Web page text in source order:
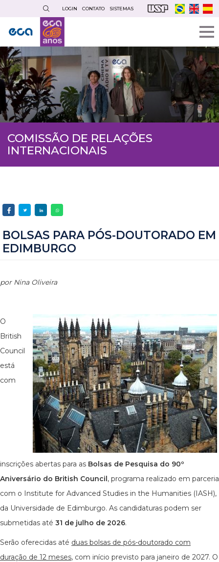
conteúdo
principal
LOGIN CONTATO SISTEMAS
COMISSÃO DE RELAÇÕES
INTERNACIONAIS
BOLSAS PARA PÓS-DOUTORADO EM
EDIMBURGO
por Nina Oliveira
O
British
Council
está
com
inscrições abertas para as Bolsas de Pesquisa do 90º
Aniversário do British Council, programa realizado em parceria
com o Institute for Advanced Studies in the Humanities (IASH),
da Universidade de Edimburgo. As candidaturas podem ser
submetidas até 31 de julho de 2026.
Serão oferecidas até duas bolsas de pós-doutorado com
duração de 12 meses, com início previsto para janeiro de 2027. O